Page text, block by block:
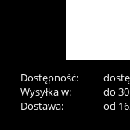
Dostępność:
Wysyłka w:
do
Dostawa:
od
Cena nie zawiera